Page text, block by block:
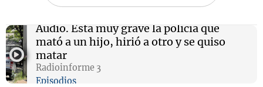
Audio. Está muy grave la policía que
mató a un hijo, hirió a otro y se quiso
matar
Radioinforme 3
Episodios